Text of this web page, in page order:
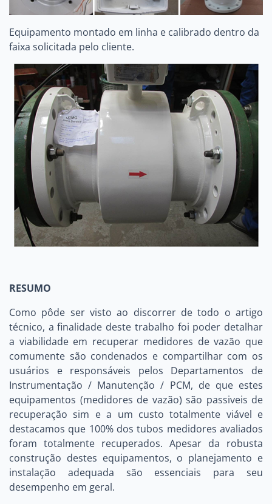
Equipamento montado em linha e calibrado dentro da
faixa solicitada pelo cliente.
RESUMO
Como pôde ser visto ao discorrer de todo o artigo
técnico, a finalidade deste trabalho foi poder detalhar
a viabilidade em recuperar medidores de vazão que
comumente são condenados e compartilhar com os
usuários e responsáveis pelos Departamentos de
Instrumentação / Manutenção / PCM, de que estes
equipamentos (medidores de vazão) são passiveis de
recuperação sim e a um custo totalmente viável e
destacamos que 100% dos tubos medidores avaliados
foram totalmente recuperados. Apesar da robusta
construção destes equipamentos, o planejamento e
instalação adequada são essenciais para seu
desempenho em geral.